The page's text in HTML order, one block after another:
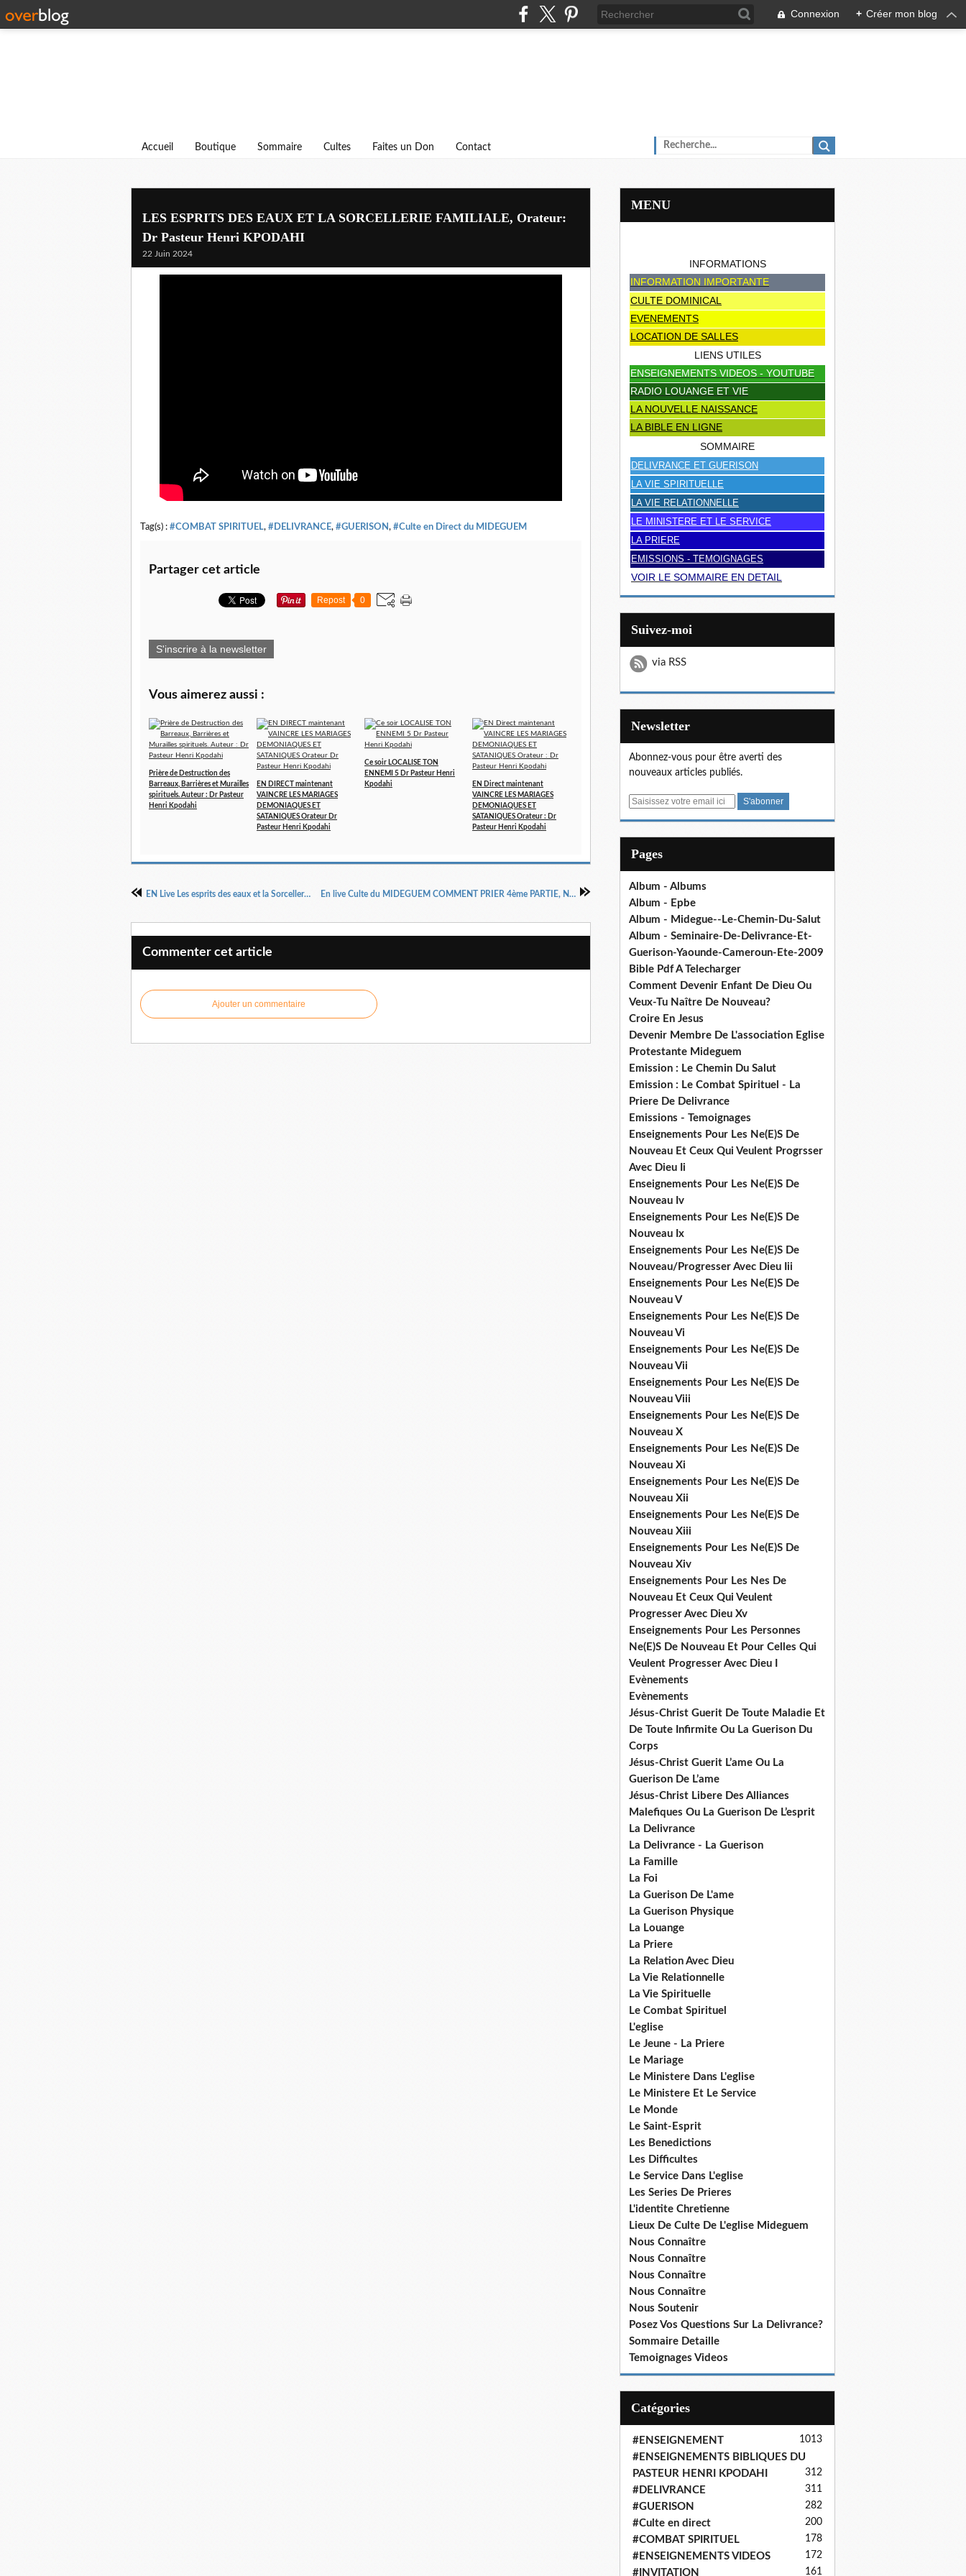
Connexion + Créer mon blog
Accueil Boutique Sommaire Cultes Faites un Don Contact
LES ESPRITS DES EAUX ET LA SORCELLERIE FAMILIALE, Orateur:
Dr Pasteur Henri KPODAHI
22 Juin 2024
Tag(s) : #COMBAT SPIRITUEL, #DELIVRANCE, #GUERISON, #Culte en Direct du MIDEGUEM
Partager cet article
Repost 0
S'inscrire à la newsletter
Vous aimerez aussi :
Prière de Destruction des
Barreaux, Barrières et Murailles
spirituels. Auteur : Dr Pasteur
Henri Kpodahi
EN DIRECT maintenant
VAINCRE LES MARIAGES
DEMONIAQUES ET
SATANIQUES Orateur Dr
Pasteur Henri Kpodahi
Ce soir LOCALISE TON
ENNEMI 5 Dr Pasteur Henri
Kpodahi
EN Direct maintenant
VAINCRE LES MARIAGES
DEMONIAQUES ET
SATANIQUES Orateur : Dr
Pasteur Henri Kpodahi
EN Live Les esprits des eaux et la Sorcellerie familiale Dr Pasteur Henri KPODAHI En live Culte du MIDEGUEM COMMENT PRIER 4ème PARTIE, Notre Père qui est aux cieux ? Orateur Dr Henri KPODAHI
Commenter cet article
Ajouter un commentaire
MENU
INFORMATIONS
INFORMATION IMPORTANTE
CULTE DOMINICAL
EVENEMENTS
LOCATION DE SALLES
LIENS UTILES
ENSEIGNEMENTS VIDEOS - YOUTUBE
RADIO LOUANGE ET VIE
LA NOUVELLE NAISSANCE
LA BIBLE EN LIGNE
SOMMAIRE
DELIVRANCE ET GUERISON
LA VIE SPIRITUELLE
LA VIE RELATIONNELLE
LE MINISTERE ET LE SERVICE
LA PRIERE
EMISSIONS - TEMOIGNAGES
VOIR LE SOMMAIRE EN DETAIL
Suivez-moi
via RSS
Newsletter
Abonnez-vous pour être averti des
nouveaux articles publiés.
E
Pages
Album - Albums
Album - Epbe
Album - Midegue--Le-Chemin-Du-Salut
Album - Seminaire-De-Delivrance-Et-
Guerison-Yaounde-Cameroun-Ete-2009
Bible Pdf A Telecharger
Comment Devenir Enfant De Dieu Ou
Veux-Tu Naître De Nouveau?
Croire En Jesus
Devenir Membre De L'association Eglise
Protestante Mideguem
Emission : Le Chemin Du Salut
Emission : Le Combat Spirituel - La
Priere De Delivrance
Emissions - Temoignages
Enseignements Pour Les Ne(E)S De
Nouveau Et Ceux Qui Veulent Progrsser
Avec Dieu Ii
Enseignements Pour Les Ne(E)S De
Nouveau Iv
Enseignements Pour Les Ne(E)S De
Nouveau Ix
Enseignements Pour Les Ne(E)S De
Nouveau/Progresser Avec Dieu Iii
Enseignements Pour Les Ne(E)S De
Nouveau V
Enseignements Pour Les Ne(E)S De
Nouveau Vi
Enseignements Pour Les Ne(E)S De
Nouveau Vii
Enseignements Pour Les Ne(E)S De
Nouveau Viii
Enseignements Pour Les Ne(E)S De
Nouveau X
Enseignements Pour Les Ne(E)S De
Nouveau Xi
Enseignements Pour Les Ne(E)S De
Nouveau Xii
Enseignements Pour Les Ne(E)S De
Nouveau Xiii
Enseignements Pour Les Ne(E)S De
Nouveau Xiv
Enseignements Pour Les Nes De
Nouveau Et Ceux Qui Veulent
Progresser Avec Dieu Xv
Enseignements Pour Les Personnes
Ne(E)S De Nouveau Et Pour Celles Qui
Veulent Progresser Avec Dieu I
Evènements
Evènements
Jésus-Christ Guerit De Toute Maladie Et
De Toute Infirmite Ou La Guerison Du
Corps
Jésus-Christ Guerit L’ame Ou La
Guerison De L’ame
Jésus-Christ Libere Des Alliances
Malefiques Ou La Guerison De L’esprit
La Delivrance
La Delivrance - La Guerison
La Famille
La Foi
La Guerison De L'ame
La Guerison Physique
La Louange
La Priere
La Relation Avec Dieu
La Vie Relationnelle
La Vie Spirituelle
Le Combat Spirituel
L'eglise
Le Jeune - La Priere
Le Mariage
Le Ministere Dans L'eglise
Le Ministere Et Le Service
Le Monde
Le Saint-Esprit
Les Benedictions
Les Difficultes
Le Service Dans L'eglise
Les Series De Prieres
L'identite Chretienne
Lieux De Culte De L'eglise Mideguem
Nous Connaître
Nous Connaître
Nous Connaître
Nous Connaître
Nous Soutenir
Posez Vos Questions Sur La Delivrance?
Sommaire Detaille
Temoignages Videos
Catégories
#ENSEIGNEMENT 1013
#ENSEIGNEMENTS BIBLIQUES DU
PASTEUR HENRI KPODAHI
312
#DELIVRANCE 311
#GUERISON 282
#Culte en direct 200
#COMBAT SPIRITUEL 178
#ENSEIGNEMENTS VIDEOS 172
#INVITATION 161